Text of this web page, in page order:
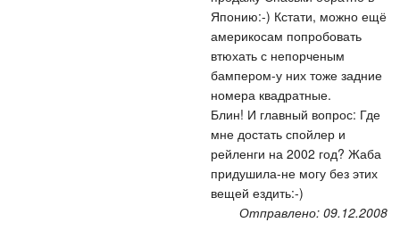
Японию:-) Кстати, можно ещё
америкосам попробовать
втюхать с непорченым
бампером-у них тоже задние
номера квадратные.
Блин! И главный вопрос: Где
мне достать спойлер и
рейленги на 2002 год? Жаба
придушила-не могу без этих
вещей ездить:-)
Отправлено: 09.12.2008